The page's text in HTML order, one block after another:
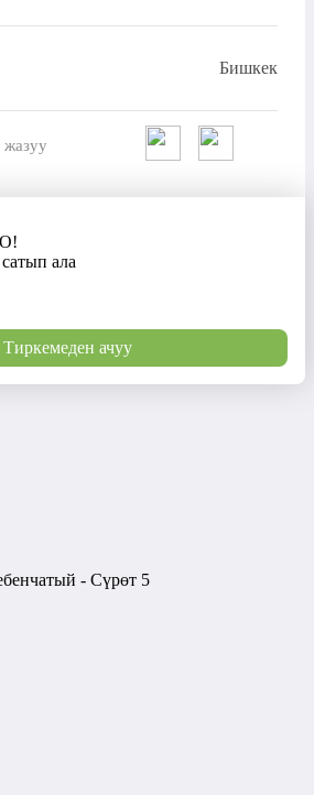
Бишкек
ала
Тиркемеден ачуу